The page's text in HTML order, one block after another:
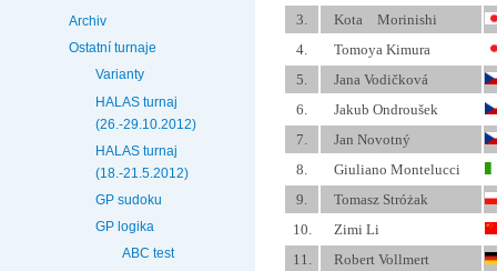
Archiv
Ostatní turnaje
Varianty
HALAS turnaj
(26.-29.10.2012)
HALAS turnaj
(18.-21.5.2012)
GP sudoku
GP logika
ABC test
3.
Kota Morinishi
4.
Tomoya Kimura
5.
Jana Vodičková
6.
Jakub Ondroušek
7.
Jan Novotný
8.
Giuliano Montelucci
9.
Tomasz Stróżak
10.
Zimi Li
11.
Robert Vollmert